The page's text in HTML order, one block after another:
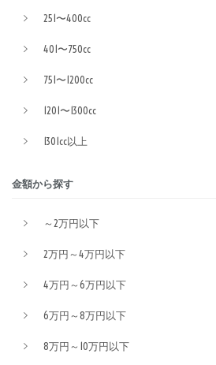
251〜400cc
401〜750cc
751〜1200cc
1201〜1300cc
1301cc以上
金額から探す
～2万円以下
2万円～4万円以下
4万円～6万円以下
6万円～8万円以下
8万円～10万円以下